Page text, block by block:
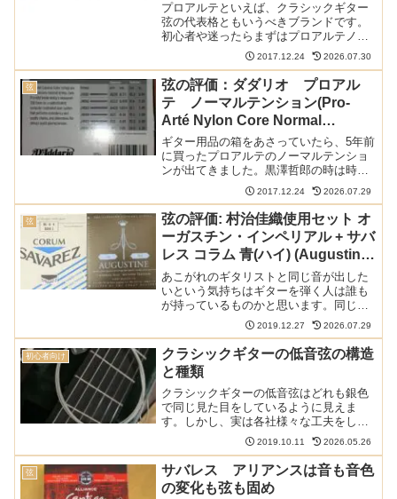
プロアルテといえば、クラシックギター
弦の代表格ともいうべきブランドです。
初心者や迷ったらまずはプロアルテノー
マル、といわれるほど信頼度が高く、プ
ロの中にも愛用者が多くいます。そんな
ダダリオプロアルテのクラシックギター
用弦について、クラシック...
2017.12.24 2026.07.30
弦
弦の評価：ダダリオ プロアル
テ ノーマルテンション(Pro-
Arté Nylon Core Normal
Tension EJ45)
ギター用品の箱をあさっていたら、5年前
に買ったプロアルテのノーマルテンショ
ンが出てきました。黒澤哲郎の時は時々
張っていましたが、桜井マエストロRFに
してからはご無沙汰だったプロアルテ、
せっかくなので張ってみたら意外といい
感じでしたのでレビュ...
2017.12.24 2026.07.29
弦
弦の評価: 村治佳織使用セット オ
ーガスチン・インペリアル + サバ
レス コラム 青(ハイ) (Augustine
Imperial + Savarez Corum High)
あこがれのギタリストと同じ音が出した
いという気持ちはギターを弾く人は誰も
が持っているものかと思います。同じギ
ターとなると価格の面からなかなか難し
いものがありますが、弦であればそれほ
ど高くないので簡単にまねができます。
そんなあこがれが多いギタ...
2019.12.27 2026.07.29
初心者向け
クラシックギターの低音弦の構造
と種類
クラシックギターの低音弦はどれも銀色
で同じ見た目をしているように見えま
す。しかし、実は各社様々な工夫をして
いるんです。そんな低音弦について紹介
したいと思います。細い繊維を束ね、金
属線で巻いた構造クラシックギターの低
音弦はこんな感じの構造にな...
2019.10.11 2026.05.26
弦
サバレス アリアンスは音も音色
の変化も弦も固め